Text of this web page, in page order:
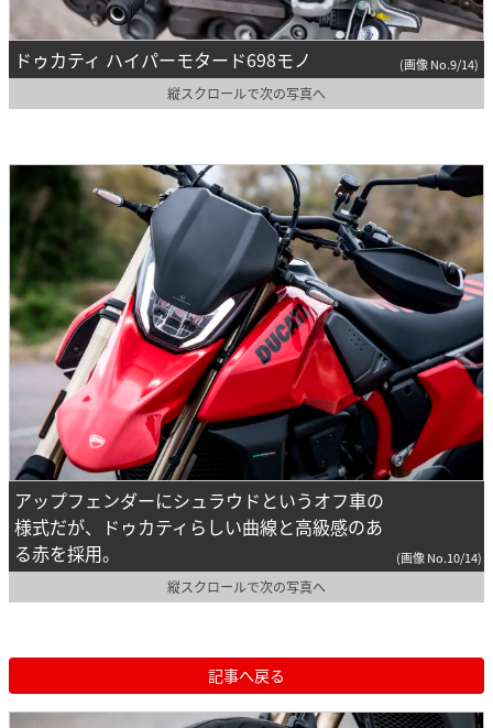
ドゥカティ ハイパーモタード698モノ (画像 No.9/14)
縦スクロールで次の写真へ
アップフェンダーにシュラウドというオフ車の
様式だが、ドゥカティらしい曲線と高級感のあ
る赤を採用。
(画像 No.10/14)
縦スクロールで次の写真へ
記事へ戻る